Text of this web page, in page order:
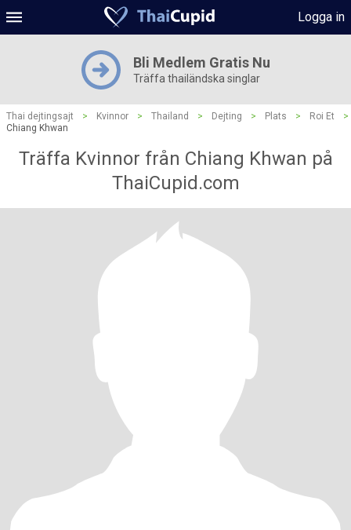
Logga in
Bli Medlem Gratis Nu
Träffa thailändska singlar
Thai dejtingsajt > Kvinnor > Thailand > Dejting > Plats > Roi Et
>
Chiang Khwan
Träffa Kvinnor från Chiang Khwan på
ThaiCupid.com